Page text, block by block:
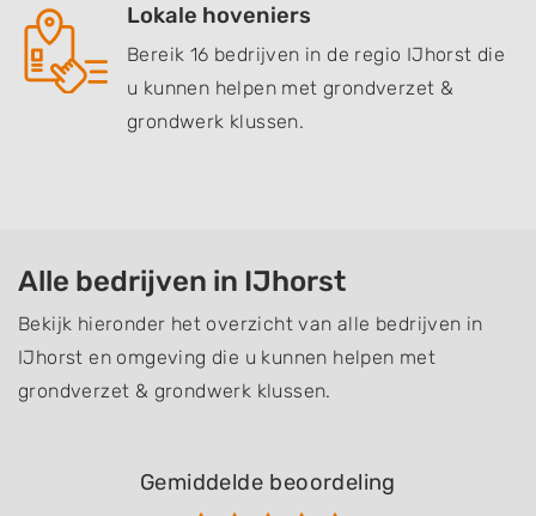
Lokale hoveniers
Bereik 16 bedrijven in de regio IJhorst die
u kunnen helpen met grondverzet &
grondwerk klussen.
Alle bedrijven in IJhorst
Bekijk hieronder het overzicht van alle bedrijven in
IJhorst en omgeving die u kunnen helpen met
grondverzet & grondwerk klussen.
Gemiddelde beoordeling